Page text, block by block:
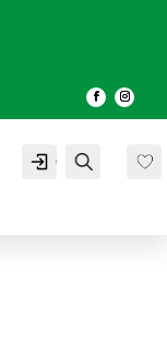
Cuenta Buscar